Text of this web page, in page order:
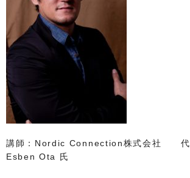
講師：Nordic Connection株式会社 代
Esben Ota 氏